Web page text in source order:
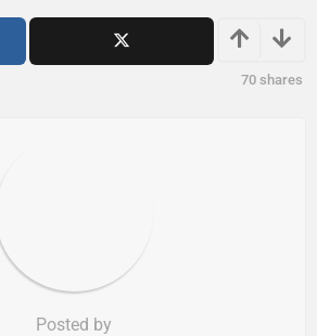
70 shares
Posted by